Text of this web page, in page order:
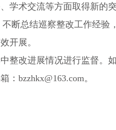
学术交流等方面取得新的
总结巡察整改工作经验
开展。
整改进展情况进行监督。
：bzzhkx@163.com。